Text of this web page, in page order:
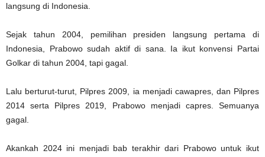
langsung di Indonesia.
Sejak tahun 2004, pemilihan presiden langsung pertama di
Indonesia, Prabowo sudah aktif di sana. Ia ikut konvensi Partai
Golkar di tahun 2004, tapi gagal.
Lalu berturut-turut, Pilpres 2009, ia menjadi cawapres, dan Pilpres
2014 serta Pilpres 2019, Prabowo menjadi capres. Semuanya
gagal.
Akankah 2024 ini menjadi bab terakhir dari Prabowo untuk ikut